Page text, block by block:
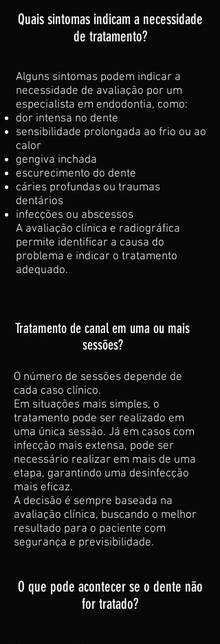
Quais sintomas indicam a necessidade
de tratamento?
Alguns sintomas podem indicar a
necessidade de avaliação por um
especialista em endodontia, como:
dor intensa no dente
sensibilidade prolongada ao frio ou ao
calor
gengiva inchada
escurecimento do dente
cáries profundas ou traumas
dentários
infecções ou abscessos
A avaliação clínica e radiográfica
permite identificar a causa do
problema e indicar o tratamento
adequado.
Tratamento de canal em uma ou mais
sessões?
O número de sessões depende de
cada caso clínico.
Em situações mais simples, o
tratamento pode ser realizado em
uma única sessão. Já em casos com
infecção mais extensa, pode ser
necessário realizar em mais de uma
etapa, garantindo uma desinfecção
mais eficaz.
A decisão é sempre baseada na
avaliação clínica, buscando o melhor
resultado para o paciente com
segurança e previsibilidade.
O que pode acontecer se o dente não
for tratado?